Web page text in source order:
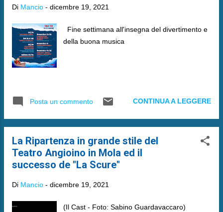
Di Mancio - dicembre 19, 2021
Fine settimana all'insegna del divertimento e
della buona musica
Posta un commento CONTINUA A LEGGERE
La Ripartenza in grande stile del
Teatro Angioino in Mola ed il
successo de "La Scure"
Di Mancio - dicembre 19, 2021
(Il Cast - Foto: Sabino Guardavaccaro)